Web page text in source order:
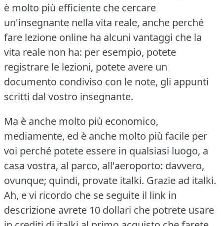
è molto più efficiente che cercare
un'insegnante nella vita reale, anche perché
fare lezione online ha alcuni vantaggi che la
vita reale non ha: per esempio, potete
registrare le lezioni, potete avere un
documento condiviso con le note, gli appunti
scritti dal vostro insegnante.
Ma è anche molto più economico,
mediamente, ed è anche molto più facile per
voi perché potete essere in qualsiasi luogo, a
casa vostra, al parco, all'aeroporto: davvero,
ovunque; quindi, provate italki. Grazie ad italki.
Ah, e vi ricordo che se seguite il link in
descrizione avrete 10 dollari che potrete usare